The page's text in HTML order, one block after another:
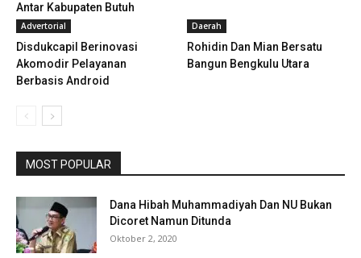
Antar Kabupaten Butuh
Perhatian
Advertorial
Disdukcapil Berinovasi
Akomodir Pelayanan
Berbasis Android
Daerah
Rohidin Dan Mian Bersatu
Bangun Bengkulu Utara
MOST POPULAR
Dana Hibah Muhammadiyah Dan NU Bukan
Dicoret Namun Ditunda
Oktober 2, 2020